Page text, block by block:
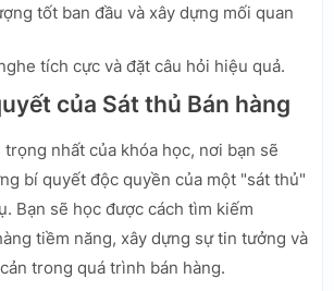
tốt ban đầu và xây dựng mối quan
tích cực và đặt câu hỏi hiệu quả.
của Sát thủ Bán hàng
nhất của khóa học, nơi bạn sẽ
bí quyết độc quyền của một "sát thủ"
Bạn sẽ học được cách tìm kiếm
tiềm năng, xây dựng sự tin tưởng và
trong quá trình bán hàng.